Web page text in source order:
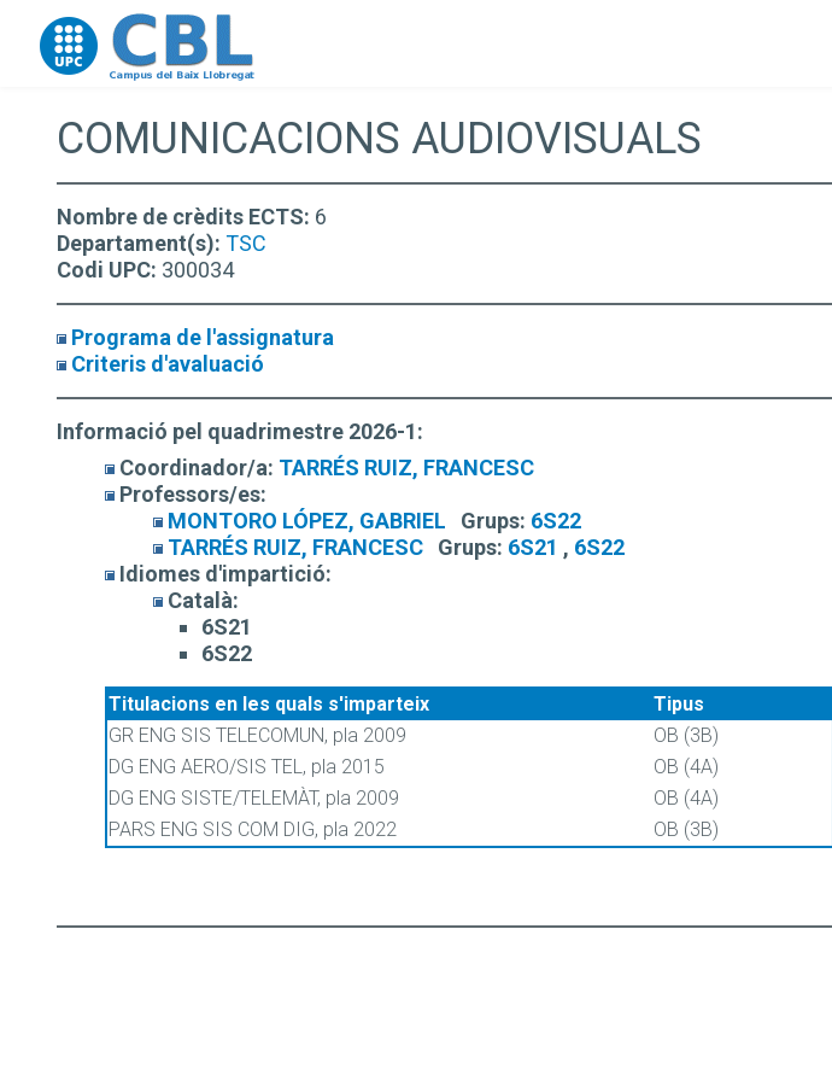
Go to upc.edu
COMUNICACIONS AUDIOVISUALS
Nombre de crèdits ECTS: 6
Departament(s): TSC
Codi UPC: 300034
Programa de l'assignatura
Criteris d'avaluació
Informació pel quadrimestre 2026-1:
Coordinador/a: TARRÉS RUIZ, FRANCESC
Professors/es:
MONTORO LÓPEZ, GABRIEL
Grups: 6S22
TARRÉS RUIZ, FRANCESC
Grups: 6S21 , 6S22
Idiomes d'impartició:
Català:
6S21
6S22
Titulacions en les quals s'imparteix
Tipus
GR ENG SIS TELECOMUN, pla 2009
OB (3B)
DG ENG AERO/SIS TEL, pla 2015
OB (4A)
DG ENG SISTE/TELEMÀT, pla 2009
OB (4A)
PARS ENG SIS COM DIG, pla 2022
OB (3B)